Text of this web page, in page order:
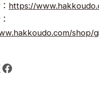
https://
shop/